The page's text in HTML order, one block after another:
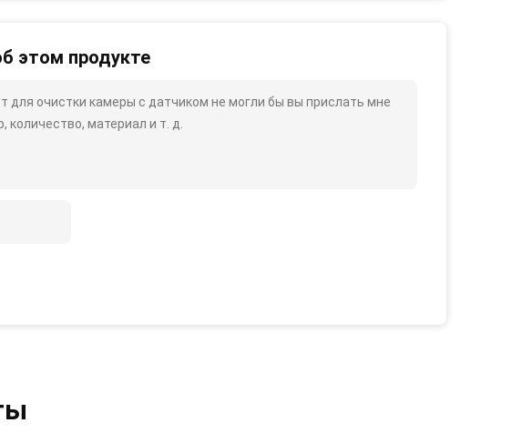
этом продукте
для очистки камеры с датчиком не могли бы вы прислать мне
материал и т. д.